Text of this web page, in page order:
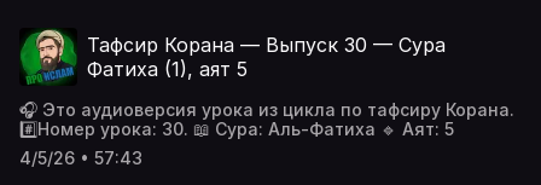
Тафсир Корана — Выпуск 30 — Сура
Фатиха (1), аят 5
🎧 Это аудиоверсия урока из цикла по тафсиру Корана.
#️⃣Номер урока: 30. 📖 Сура: Аль-Фатиха 🔹 Аят: 5
4/5/26 • 57:43